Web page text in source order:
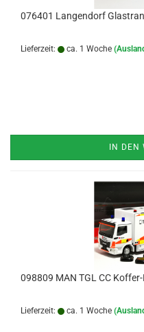
076401 Langendorf
Lieferzeit: ca. 1 Woche
IN DEN
098809 MAN TGL CC
Lieferzeit: ca. 1 Woche